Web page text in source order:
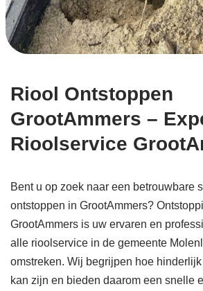
Riool Ontstoppen
GrootAmmers –
Rioolservice
Bent u op zoek naar een betrouwbare
ontstoppen in GrootAmmers?
GrootAmmers is uw ervaren en
alle rioolservice in de gemeente
omstreken. Wij begrijpen hoe hinderlijk
kan zijn en bieden daarom een snelle